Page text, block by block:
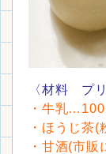
〈材料 プ
・ 牛乳…100
・ほうじ茶
・甘酒(市